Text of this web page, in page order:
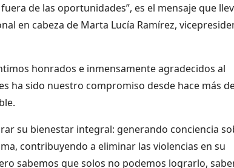
de las oportunidades”, es el mensaje que
en cabeza de Marta Lucía Ramírez,
honrados e inmensamente agradecidos al
ha sido nuestro compromiso desde hace más
su bienestar integral: generando conciencia
contribuyendo a eliminar las violencias en su
sabemos que solos no podemos lograrlo,